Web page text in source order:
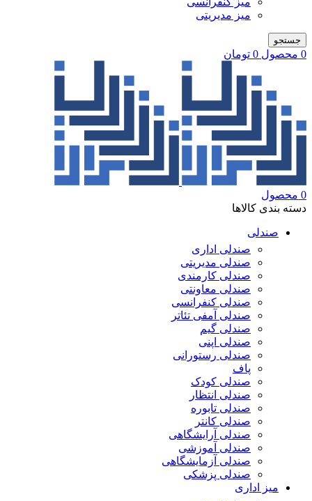
میز مدیریتی
جستجو
0 محصول 0 تومان
0 محصول
دسته بندی کالاها
صندلی
صندلی اداری
صندلی مدیریتی
صندلی کارمندی
صندلی معاونتی
صندلی کنفرانسی
صندلی آمفی تئاتر
صندلی گیم
صندلی اپنی
صندلی رستورانی
پاف
صندلی کودک
صندلی انتظار
صندلی تابوره
صندلی کانتر
صندلی آرایشگاهی
صندلی آموزشی
صندلی آزمایشگاهی
صندلی پزشکی
میز اداری